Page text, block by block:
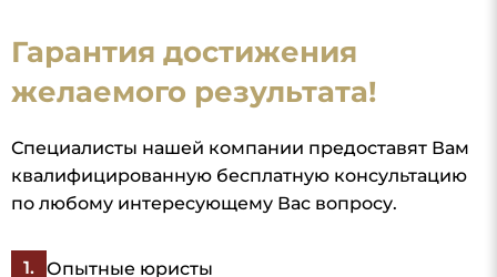
Гарантия достижения
желаемого результата!
Специалисты нашей компании предоставят Вам
квалифицированную бесплатную консультацию
по любому интересующему Вас вопросу.
Опытные юристы